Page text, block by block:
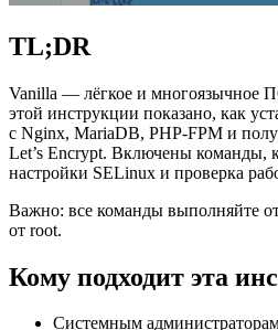
TL;DR
Vanilla — лёгкое и многоязычное
этой инструкции показано, как
с Nginx, MariaDB, PHP-FPM и
Let’s Encrypt. Включены команды,
настройки SELinux и проверка
Важно: все команды выполняйте
от root.
Кому подходит эта
Системным